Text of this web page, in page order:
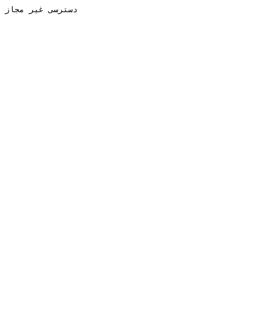
دسترسی غیر مجاز